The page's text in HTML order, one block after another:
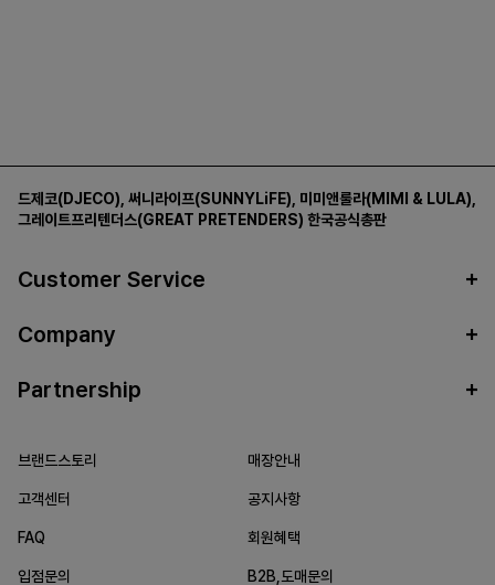
드제코(DJECO) 써니라이프(SUNNYLiFE) 미미앤룰라(MIMI & LULA)
그레이트프리텐더스(GREAT PRETENDERS) 한국공식총판
Customer Service
Company
Partnership
브랜드스토리 매장안내
고객센터 공지사항
FAQ 회원혜택
입점문의 B2B,도매문의